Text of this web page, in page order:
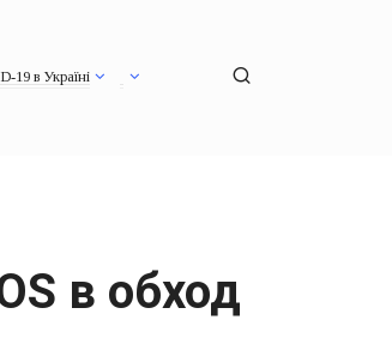
19 в Україні
в обход